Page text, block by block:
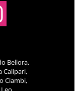
Bellora,
Calipari,
Ciambi,